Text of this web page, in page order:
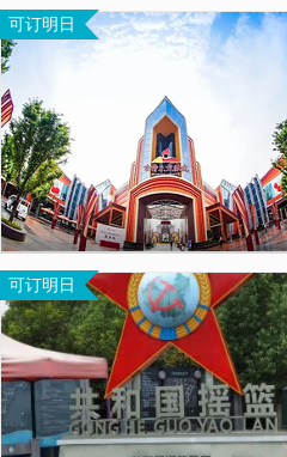
模
式
6
个
模
块,
按
下
Tab
键
浏
览
信
息
于都濂溪书院 中国于
郁
信丰县博物馆 蒋经国
瑞金共和国摇篮旅游区
赣州极地海洋世界 赣州
将军园 赣州天沐·阳明
汉仙岩风景名胜区 赣
龙南市古城墙 定南客
可订明日
可订明日